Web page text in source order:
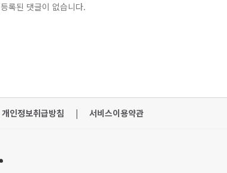
등록된 댓글이 없습니다.
개인정보취급방침 | 서비스이용약관